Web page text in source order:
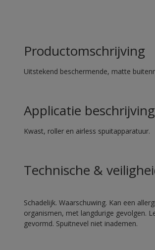
Productomschrijving
Uitstekend beschermende, matte
Applicatie beschrijving
Kwast, roller en airless spuitapparatuur.
Technische &
Schadelijk. Waarschuwing. Kan een
organismen, met langdurige gevolgen.
gevormd. Spuitnevel niet inademen.